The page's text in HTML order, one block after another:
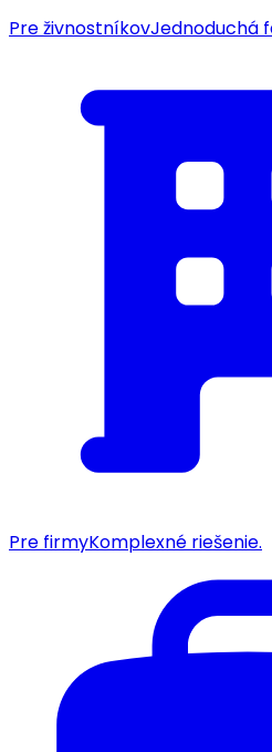
Pre živnostníkovJednoduchá
Pre firmyKomplexné riešenie.